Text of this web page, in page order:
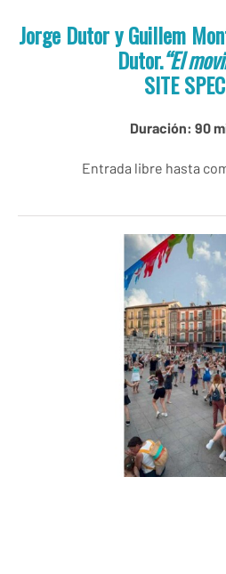
Jorge Dutor y Guillem
Dutor.“El
SITE
Duración: 90
Entrada libre hasta